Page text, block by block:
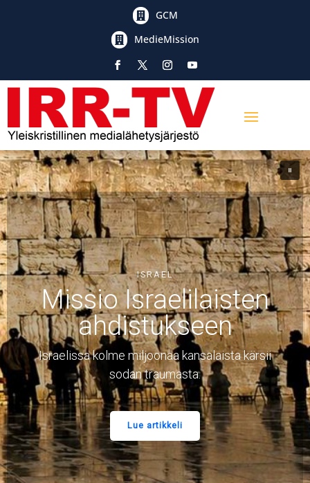
 GCM
 MedieMission
ISRAEL
IRR-TV:n työ
juutalaisten
keskuudessa
Israelissa järjestetään eläviä ja monipuolisia
evankelioivia tapahtumia Juutalaisille.
Lue artikkeli